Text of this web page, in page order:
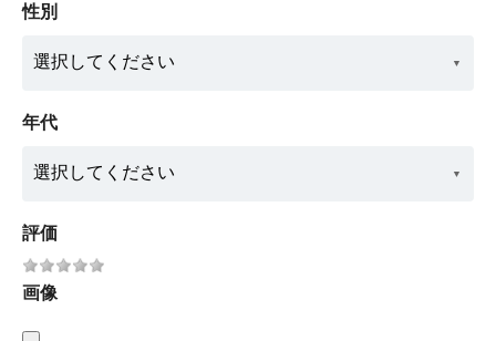
性別
年代
評価
画像